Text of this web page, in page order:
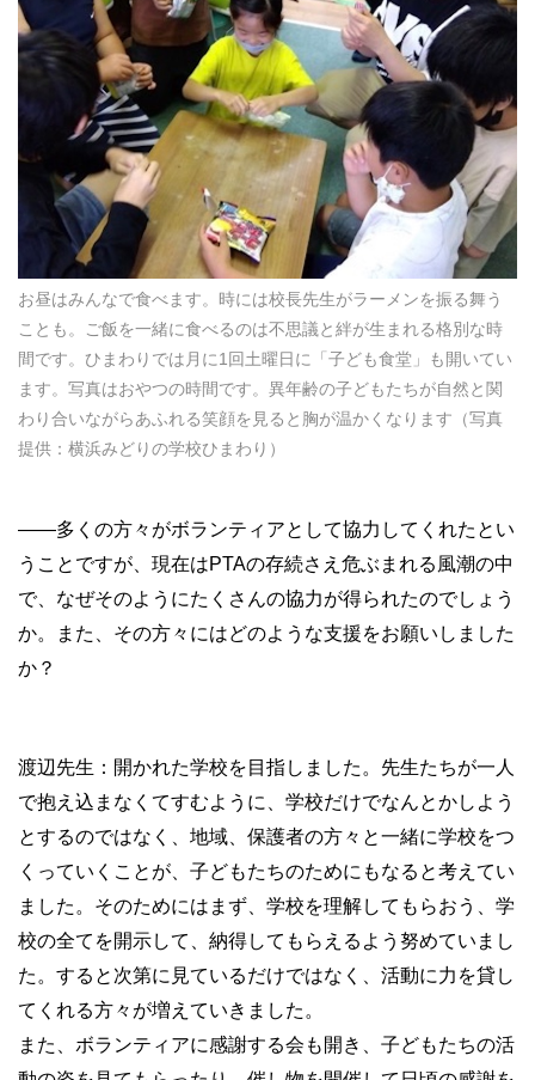
お昼はみんなで食べます。時には校長先生がラーメンを振る舞う
ことも。ご飯を一緒に食べるのは不思議と絆が生まれる格別な時
間です。ひまわりでは月に1回土曜日に「子ども食堂」も開いてい
ます。写真はおやつの時間です。異年齢の子どもたちが自然と関
わり合いながらあふれる笑顔を見ると胸が温かくなります（写真
提供：横浜みどりの学校ひまわり）
——多くの方々がボランティアとして協力してくれたとい
うことですが、現在はPTAの存続さえ危ぶまれる風潮の中
で、なぜそのようにたくさんの協力が得られたのでしょう
か。また、その方々にはどのような支援をお願いしました
か？
渡辺先生：開かれた学校を目指しました。先生たちが一人
で抱え込まなくてすむように、学校だけでなんとかしよう
とするのではなく、地域、保護者の方々と一緒に学校をつ
くっていくことが、子どもたちのためにもなると考えてい
ました。そのためにはまず、学校を理解してもらおう、学
校の全てを開示して、納得してもらえるよう努めていまし
た。すると次第に見ているだけではなく、活動に力を貸し
てくれる方々が増えていきました。
また、ボランティアに感謝する会も開き、子どもたちの活